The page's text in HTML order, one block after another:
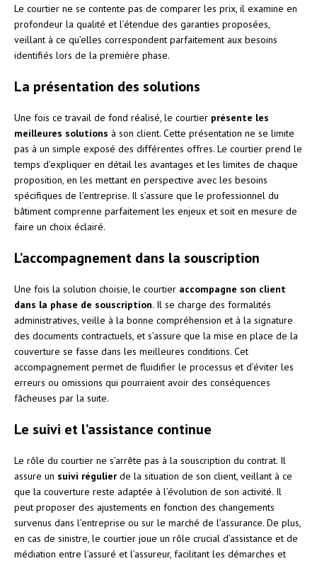
Le courtier ne se contente pas de comparer les prix, il examine en
profondeur la qualité et l’étendue des garanties proposées,
veillant à ce qu’elles correspondent parfaitement aux besoins
identifiés lors de la première phase.
La présentation des solutions
Une fois ce travail de fond réalisé, le courtier présente les
meilleures solutions à son client. Cette présentation ne se limite
pas à un simple exposé des différentes offres. Le courtier prend le
temps d’expliquer en détail les avantages et les limites de chaque
proposition, en les mettant en perspective avec les besoins
spécifiques de l’entreprise. Il s’assure que le professionnel du
bâtiment comprenne parfaitement les enjeux et soit en mesure de
faire un choix éclairé.
L’accompagnement dans la souscription
Une fois la solution choisie, le courtier accompagne son client
dans la phase de souscription. Il se charge des formalités
administratives, veille à la bonne compréhension et à la signature
des documents contractuels, et s’assure que la mise en place de la
couverture se fasse dans les meilleures conditions. Cet
accompagnement permet de fluidifier le processus et d’éviter les
erreurs ou omissions qui pourraient avoir des conséquences
fâcheuses par la suite.
Le suivi et l’assistance continue
Le rôle du courtier ne s’arrête pas à la souscription du contrat. Il
assure un suivi régulier de la situation de son client, veillant à ce
que la couverture reste adaptée à l’évolution de son activité. Il
peut proposer des ajustements en fonction des changements
survenus dans l’entreprise ou sur le marché de l’assurance. De plus,
en cas de sinistre, le courtier joue un rôle crucial d’assistance et de
médiation entre l’assuré et l’assureur, facilitant les démarches et